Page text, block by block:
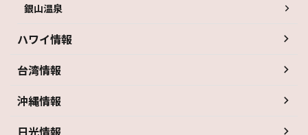
銀山温泉
ハワイ情報
台湾情報
沖縄情報
日光情報